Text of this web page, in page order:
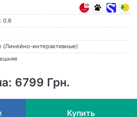
0.6
(Линейно-интерактивные)
6799 Грн.
Купить